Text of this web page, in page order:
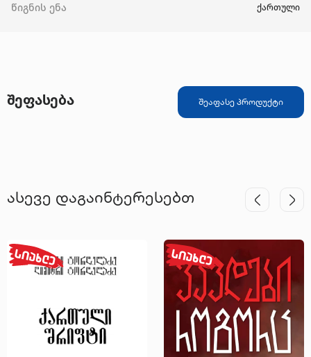
წიგნის ენა ქართული
შეფასება შეაფასე პროდუქტი
ასევე დაგაინტერესებთ